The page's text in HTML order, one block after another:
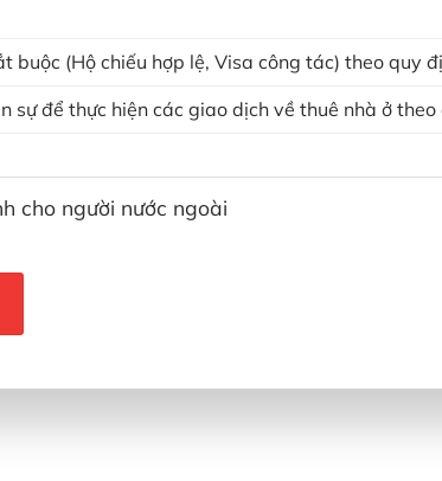
buộc (Hộ chiếu hợp lệ, Visa công tác) theo quy
sự để thực hiện các giao dịch về thuê nhà ở
cho người nước ngoài